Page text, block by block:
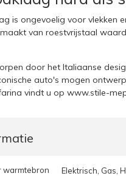
is ongevoelig voor vlekken
van roestvrijstaal
door het Italiaanse
auto's mogen
vindt u op www.stile-
warmtebron Elektrisch, Gas,